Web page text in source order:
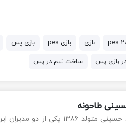
pes بازی بازی pes بازی پس
بازی پس ساخت تیم در پس
طاحونه
من علی حاجی حسینی متولد